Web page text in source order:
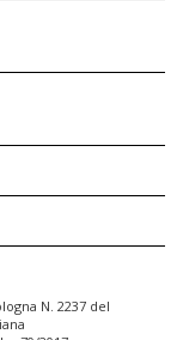
N. 2237 del